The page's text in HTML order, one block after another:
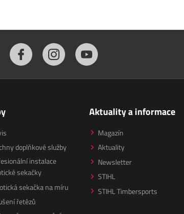
doplňkové služby
instalace
sekačky
sekačka na míru
řetězů
Aktuality a informace
Magazín
Aktuality
Newsletter
STIHL
STIHL Timbersports